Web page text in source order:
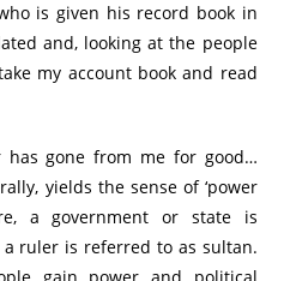
is given his record book in
and, looking at the people
my account book and read
yields the sense of ‘power
a government or state is
ruler is referred to as sultan.